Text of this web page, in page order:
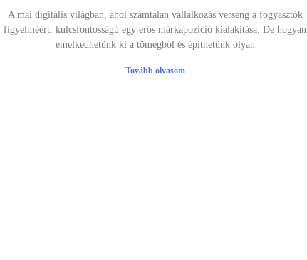
A mai digitális világban, ahol számtalan vállalkozás verseng a fogyasztók
figyelméért, kulcsfontosságú egy erős márkapozíció kialakítása. De hogyan
emelkedhetünk ki a tömegből és építhetünk olyan
Tovább olvasom